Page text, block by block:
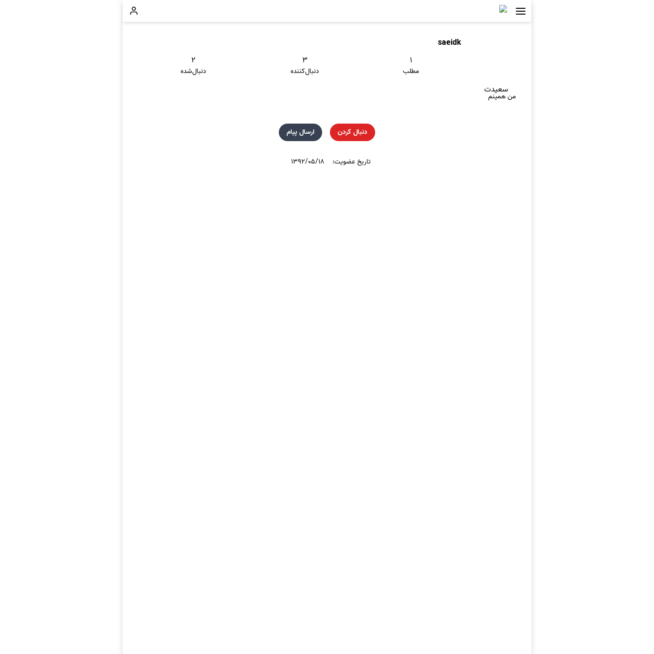
saeidk
۱
مطلب
۳
دنبال‌کننده
۲
دنبال‌شده
سعیدت
من همینم
دنبال کردن ارسال پیام
تاریخ عضویت: ۱۳۹۲/۰۵/۱۸